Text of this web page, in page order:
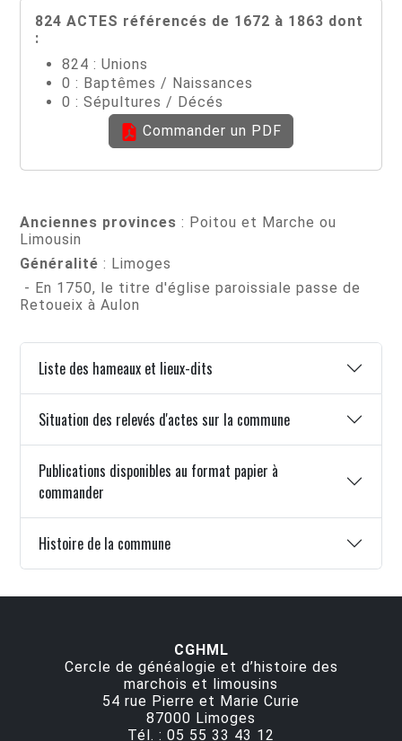
824 ACTES référencés de 1672 à 1863 dont
:
824 : Unions
0 : Baptêmes / Naissances
0 : Sépultures / Décés
Commander un PDF
Anciennes provinces : Poitou et Marche ou
Limousin
Généralité : Limoges
- En 1750, le titre d'église paroissiale passe de
Retoueix à Aulon
Liste des hameaux et lieux-dits
Situation des relevés d'actes sur la commune
Publications disponibles au format papier à
commander
Histoire de la commune
CGHML
Cercle de généalogie et d’histoire des
marchois et limousins
54 rue Pierre et Marie Curie
87000 Limoges
Tél. : 05 55 33 43 12